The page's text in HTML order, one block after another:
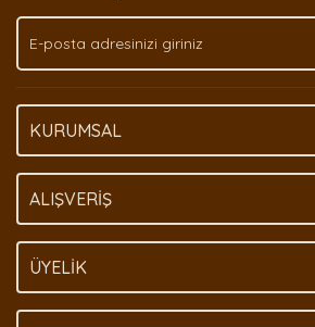
Ürün fiyatı diğer sitelerden daha pahalı.
Bu ürüne benzer farklı alternatifler olmalı.
KURUMSAL
ALIŞVERİŞ
ÜYELİK